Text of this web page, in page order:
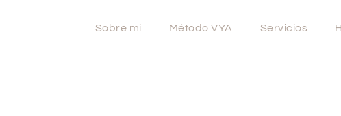
Sobre mi Método VYA Servicios